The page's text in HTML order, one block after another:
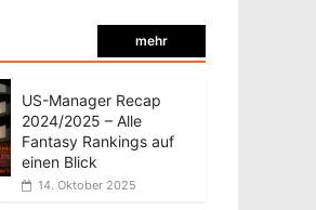
mehr
US-Manager Recap
2024/2025 – Alle
Fantasy Rankings auf
einen Blick
14. Oktober 2025